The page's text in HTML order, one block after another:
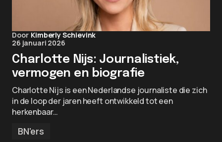
Door Kimberly Schievink
26 januari 2026
Charlotte Nijs: Journalistiek,
vermogen en biografie
Charlotte Nijs is een Nederlandse journaliste die zich
in de loop der jaren heeft ontwikkeld tot een
herkenbaar…
BN'ers